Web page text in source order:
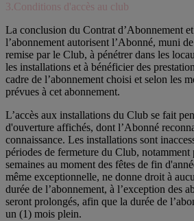
3.Conditions d'accès au club
La conclusion du Contrat d’Abonnement
l’abonnement autorisent l’Abonné, muni
remise par le Club, à pénétrer dans les
les installations et à bénéficier des
cadre de l’abonnement choisi et selon les
prévues à cet abonnement.
L’accès aux installations du Club se fait
d'ouverture affichés, dont l’Abonné
connaissance. Les installations sont
périodes de fermeture du Club, notamment
semaines au moment des fêtes de fin
même exceptionnelle, ne donne droit à
durée de l’abonnement, à l’exception des
seront prolongés, afin que la durée de
un (1) mois plein.